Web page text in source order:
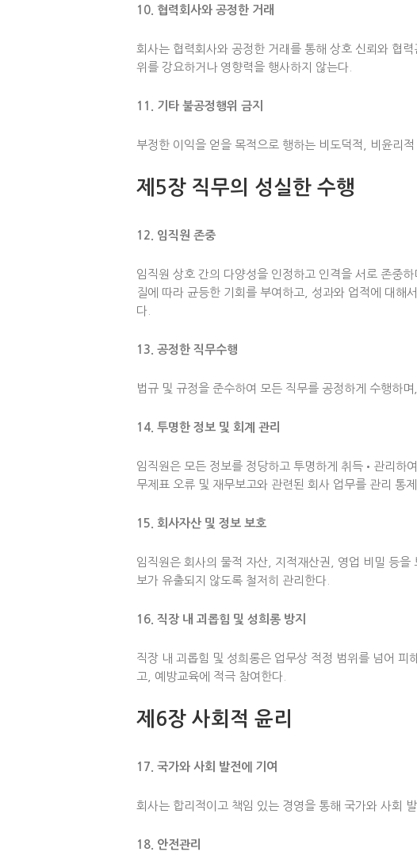
10. 협력회사와 공정한 거래
회사는 협력회사와 공정한 거래를 통해 상호 신뢰와 협
위를 강요하거나 영향력을 행사하지 않는다.
11. 기타 불공정행위 금지
부정한 이익을 얻을 목적으로 행하는 비도덕적, 비윤리적
제5장 직무의 성실한 수행
12. 임직원 존중
임직원 상호 간의 다양성을 인정하고 인격을 서로 존중
질에 따라 균등한 기회를 부여하고, 성과와 업적에 대해
다.
13. 공정한 직무수행
법규 및 규정을 준수하여 모든 직무를 공정하게 수행하
14. 투명한 정보 및 회계 관리
임직원은 모든 정보를 정당하고 투명하게 취득•관리하
무제표 오류 및 재무보고와 관련된 회사 업무를 관리 통
15. 회사자산 및 정보 보호
임직원은 회사의 물적 자산, 지적재산권, 영업 비밀 등
보가 유출되지 않도록 철저히 관리한다.
16. 직장 내 괴롭힘 및 성희롱 방지
직장 내 괴롭힘 및 성희롱은 업무상 적정 범위를 넘어
고, 예방교육에 적극 참여한다.
제6장 사회적 윤리
17. 국가와 사회 발전에 기여
회사는 합리적이고 책임 있는 경영을 통해 국가와 사회
18. 안전관리